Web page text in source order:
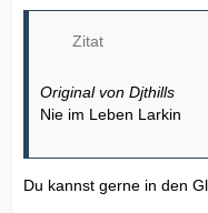
Zitat
Original von Djthills
Nie im Leben Larkin
Du kannst gerne in den